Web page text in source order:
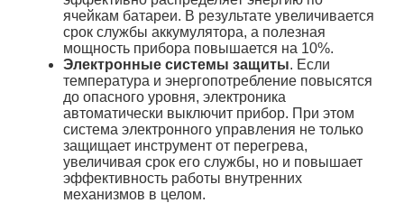
ячейкам батареи. В результате увеличивается
срок службы аккумулятора, а полезная
мощность прибора повышается на 10%.
Электронные системы защиты. Если
температура и энергопотребление повысятся
до опасного уровня, электроника
автоматически выключит прибор. При этом
система электронного управления не только
защищает инструмент от перегрева,
увеличивая срок его службы, но и повышает
эффективность работы внутренних
механизмов в целом.